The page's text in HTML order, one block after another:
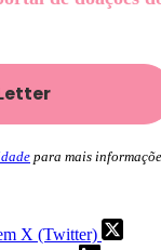
para mais
X (Twitter)